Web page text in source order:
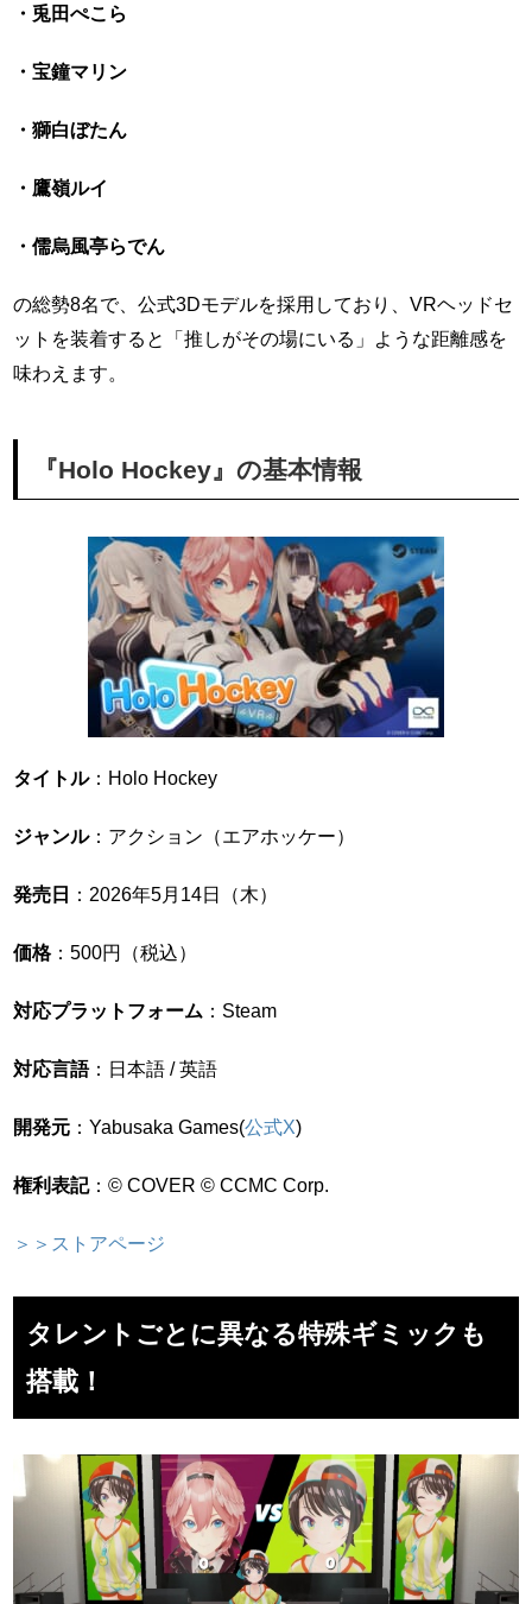
・兎田ぺこら
・宝鐘マリン
・獅白ぼたん
・鷹嶺ルイ
・儒烏風亭らでん
の総勢8名で、公式3Dモデルを採用しており、VRヘッドセ
ットを装着すると「推しがその場にいる」ような距離感を
味わえます。
『Holo Hockey』の基本情報
タイトル：Holo Hockey
ジャンル：アクション（エアホッケー）
発売日 ：2026年5月14日（木）
価格：500円（税込）
対応プラットフォーム ：Steam
対応言語：日本語 / 英語
開発元 ：Yabusaka Games(公式X)
権利表記：© COVER © CCMC Corp.
＞＞ストアページ
タレントごとに異なる特殊ギミックも
搭載！